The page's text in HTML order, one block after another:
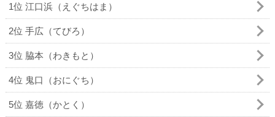
1位 江口浜（えぐちはま）
2位 手広（てびろ）
3位 脇本（わきもと）
4位 鬼口（おにぐち）
5位 嘉徳（かとく）